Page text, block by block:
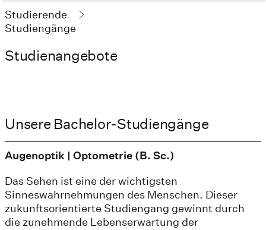
Studierende
Studiengänge
Studienangebote
Unsere Bachelor-Studiengänge
Augenoptik | Optometrie (B. Sc.)
Das Sehen ist eine der wichtigsten
Sinneswahrnehmungen des Menschen. Dieser
zukunftsorientierte Studiengang gewinnt durch
die zunehmende Lebenserwartung der